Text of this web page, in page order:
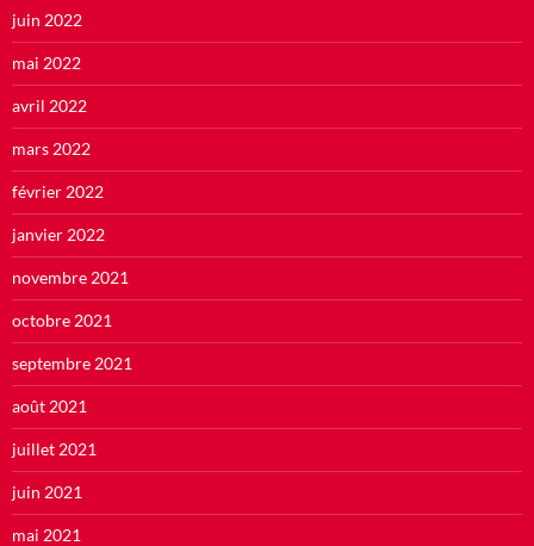
juin 2022
mai 2022
avril 2022
mars 2022
février 2022
janvier 2022
novembre 2021
octobre 2021
septembre 2021
août 2021
juillet 2021
juin 2021
mai 2021